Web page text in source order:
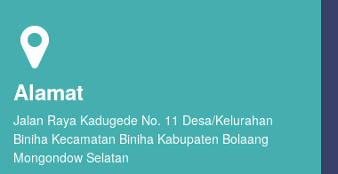
Alamat
Jalan Raya Kadugede No. 11 Desa/Kelurahan
Biniha Kecamatan Biniha Kabupaten Bolaang
Mongondow Selatan